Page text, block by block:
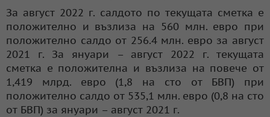
За август 2022 г. салдото по текущата сметка е
положително и възлиза на 560 млн. евро при
положително салдо от 256.4 млн. евро за август
2021 г. За януари – август 2022 г. текущата
сметка е положителна и възлиза на повече от
1,419 млрд. евро (1,8 на сто от БВП) при
положително салдо от 535,1 млн. евро (0,8 на сто
от БВП) за януари – август 2021 г.